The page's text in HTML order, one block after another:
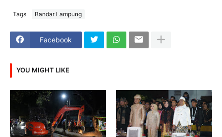
Tags Bandar Lampung
Facebook
YOU MIGHT LIKE